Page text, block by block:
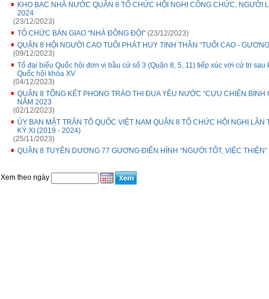
KHO BẠC NHÀ NƯỚC QUẬN 8 TỔ CHỨC HỘI NGHỊ CÔNG CHỨC, NGƯỜI
2024
(23/12/2023)
TỔ CHỨC BÀN GIAO "NHÀ ĐỒNG ĐỘI" (23/12/2023)
QUẬN 8 HỘI NGƯỜI CAO TUỔI PHÁT HUY TINH THẦN “TUỔI CAO -
(09/12/2023)
Tổ đại biểu Quốc hội đơn vị bầu cử số 3 (Quận 8, 5, 11) tiếp xúc với cử tri sau
Quốc hội khóa XV
(04/12/2023)
QUẬN 8 TỔNG KẾT PHONG TRÀO THI ĐUA YÊU NƯỚC “CỰU CHIẾN BINH
NĂM 2023
(02/12/2023)
ỦY BAN MẶT TRẬN TỔ QUỐC VIỆT NAM QUẬN 8 TỔ CHỨC HỘI NGHỊ LẦN
KỲ XI (2019 - 2024)
(25/11/2023)
QUẬN 8 TUYÊN DƯƠNG 77 GƯƠNG ĐIỂN HÌNH “NGƯỜI TỐT, VIỆC THIỆN”
Xem theo ngày